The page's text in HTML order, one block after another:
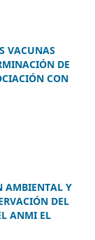
VACUNAS
DE
CON
AMBIENTAL Y
DEL
ANMI EL